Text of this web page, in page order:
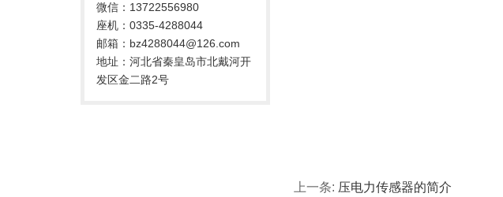
微信：13722556980
座机：0335-4288044
邮箱：bz4288044@126.com
地址：河北省秦皇岛市北戴河开
发区金二路2号
上一条: 压电力传感器的简介